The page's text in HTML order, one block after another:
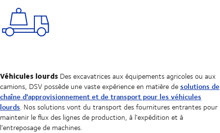
Véhicules lourds Des excavatrices aux équipements agricoles ou aux
camions, DSV possède une vaste expérience en matière desolutions de
chaîne d'approvisionnement et de transport pour les véhicules
lourds. Nos solutions vont du transport des fournitures entrantes pour
maintenir le flux des lignes de production, à l'expédition et à
l'entreposage de machines.